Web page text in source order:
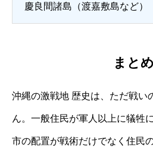
慶良間諸島（渡嘉敷島など）
まとめ
沖縄の激戦地 歴史は、ただ戦い
ん。一般住民が軍人以上に犠牲
市の配置が戦術だけでなく住民